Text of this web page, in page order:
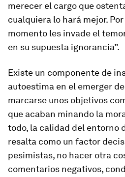
merecer el cargo que
cualquiera lo hará mejor.
momento les invade el
en su supuesta ignorancia”.
Existe un componente de
autoestima en el emerger
marcarse unos objetivos
que acaban minando la
todo, la calidad del entorno
resalta como un factor
pesimistas, no hacer otra
comentarios negativos,